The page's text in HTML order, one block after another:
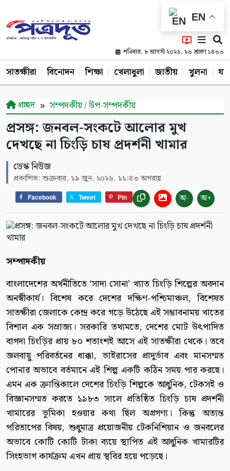
EN
শনিবার, ৮ আগস্ট ২০২৬, ২৩ শ্রাবণ ১৪৩৩
সাতক্ষীরা বিনোদন শিক্ষা খেলাধুলা জাতীয় খুলনা
প্রচ্ছদ সম্পদকীয় / উপ-সম্পদকীয়
প্রসঙ্গ: জনবল-সংকটে আলোর মুখ
দেখছে না চিংড়ি চাষ প্রদর্শনী খামার
ডেস্ক নিউজ
প্রকাশিত: শুক্রবার, ১৯ জুন, ২০২৬, ১১:৪৩ অপরাহ্ণ
Facebook Tweet Pin অ- অ+
সম্পাদকীয়
বাংলাদেশের অর্থনীতিতে ‘সাদা সোনা’ খ্যাত চিংড়ি শিল্পের অবদান
অনস্বীকার্য। বিশেষ করে দেশের দক্ষিণ-পশ্চিমাঞ্চল, বিশেষত
সাতক্ষীরা জেলাকে কেন্দ্র করে গড়ে উঠেছে এই সম্ভাবনাময় খাতের
বিশাল এক সম্রাজ্য। সরকারি তথ্যমতে, দেশের মোট উৎপাদিত
বাগদা চিংড়ির প্রায় ৮০ শতাংশই আসে এই সাতক্ষীরা থেকে। তবে
জলবায়ু পরিবর্তনের ধাক্কা, ভাইরাসের প্রাদুর্ভাব এবং মানসম্মত
পোনার অভাবে বর্তমানে এই শিল্প একটি কঠিন সময় পার করছে।
এমন এক ক্রান্তিকালে দেশের চিংড়ি শিল্পকে আধুনিক, টেকসই ও
বিজ্ঞানসম্মত করতে ১৯৮৩ সালে প্রতিষ্ঠিত চিংড়ি চাষ প্রদর্শনী
খামারের ভূমিকা হওয়ার কথা ছিল অগ্রগণ্য। কিন্তু অত্যন্ত
পরিতাপের বিষয়, শুধুমাত্র প্রয়োজনীয় টেকনিশিয়ান ও জনবলের
অভাবে কোটি কোটি টাকা ব্যয়ে স্থাপিত এই আধুনিক খামারটির
সিংহভাগ কার্যক্রম এখন প্রায় স্থবির হয়ে পড়েছে।